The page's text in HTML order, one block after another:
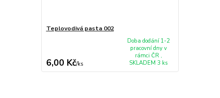
Teplovodivá pasta 002
6,00 Kč/ks
Doba dodání 1-2
pracovní dny v
rámci ČR ,
SKLADEM 3 ks